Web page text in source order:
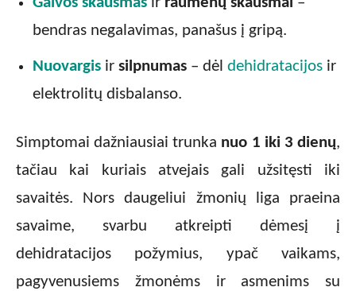
bendras negalavimas, panašus į gripą.
Nuovargis ir silpnumas – dėl dehidratacijos ir
elektrolitų disbalanso.
Simptomai dažniausiai trunka nuo 1 iki 3 dienų,
tačiau kai kuriais atvejais gali užsitęsti iki
savaitės. Nors daugeliui žmonių liga praeina
savaime, svarbu atkreipti dėmesį į
dehidratacijos požymius, ypač vaikams,
pagyvenusiems žmonėms ir asmenims su